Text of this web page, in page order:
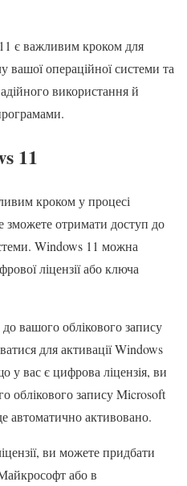
є важливим кроком для
вашої операційної системи та
використання й
11
кроком у процесі
зможете отримати доступ до
Windows 11 можна
ліцензії або ключа
вашого облікового запису
для активації Windows
у вас є цифрова ліцензія, ви
облікового запису Microsoft
автоматично активовано.
ви можете придбати
або в